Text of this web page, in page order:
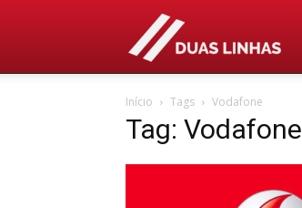
Início Tags Vodafone
Tag: Vodafone